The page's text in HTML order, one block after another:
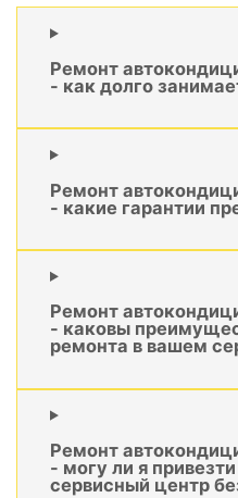
Ремонт
- как долго
Ремонт
- какие гарантии
Ремонт
- каковы
ремонта в вашем
Ремонт
- могу ли я
сервисный центр